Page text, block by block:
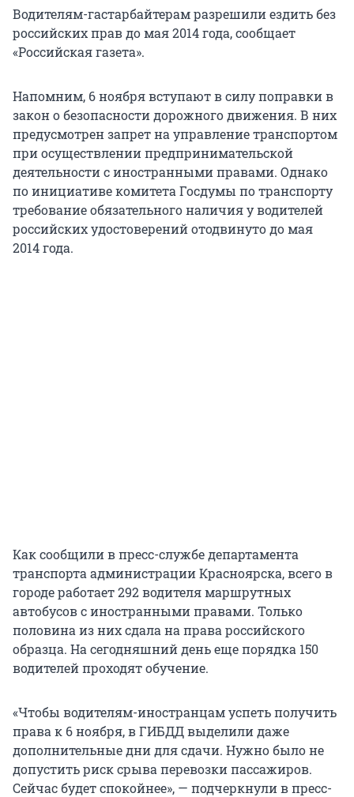
Водителям-гастарбайтерам разрешили ездить без
российских прав до мая 2014 года, сообщает
«Российская газета».
Напомним, 6 ноября вступают в силу поправки в
закон о безопасности дорожного движения. В них
предусмотрен запрет на управление транспортом
при осуществлении предпринимательской
деятельности с иностранными правами. Однако
по инициативе комитета Госдумы по транспорту
требование обязательного наличия у водителей
российских удостоверений отодвинуто до мая
2014 года.
Как сообщили в пресс-службе департамента
транспорта администрации Красноярска, всего в
городе работает 292 водителя маршрутных
автобусов с иностранными правами. Только
половина из них сдала на права российского
образца. На сегодняшний день еще порядка 150
водителей проходят обучение.
«Чтобы водителям-иностранцам успеть получить
права к 6 ноября, в ГИБДД выделили даже
дополнительные дни для сдачи. Нужно было не
допустить риск срыва перевозки пассажиров.
Сейчас будет спокойнее», — подчеркнули в пресс-